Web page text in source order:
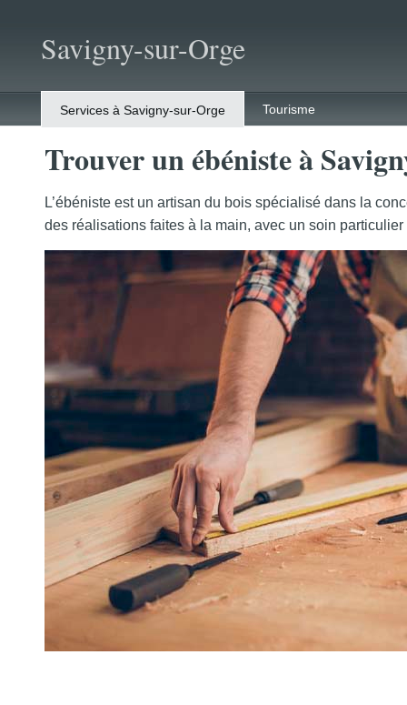
Savigny-sur-Orge
Services à Savigny-sur-Orge Tourisme
Trouver un ébéniste à
L’ébéniste est un artisan du bois spécialisé dans la
des réalisations faites à la main, avec un soin